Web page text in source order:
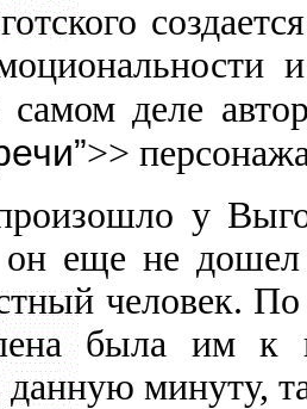
деле
>>
у
еще не дошел
человек.
была им к
данную минуту,